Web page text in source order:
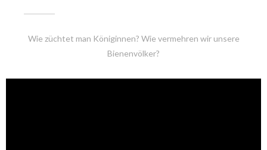
Wie züchtet man Königinnen? Wie vermehren wir unsere
Bienenvölker?